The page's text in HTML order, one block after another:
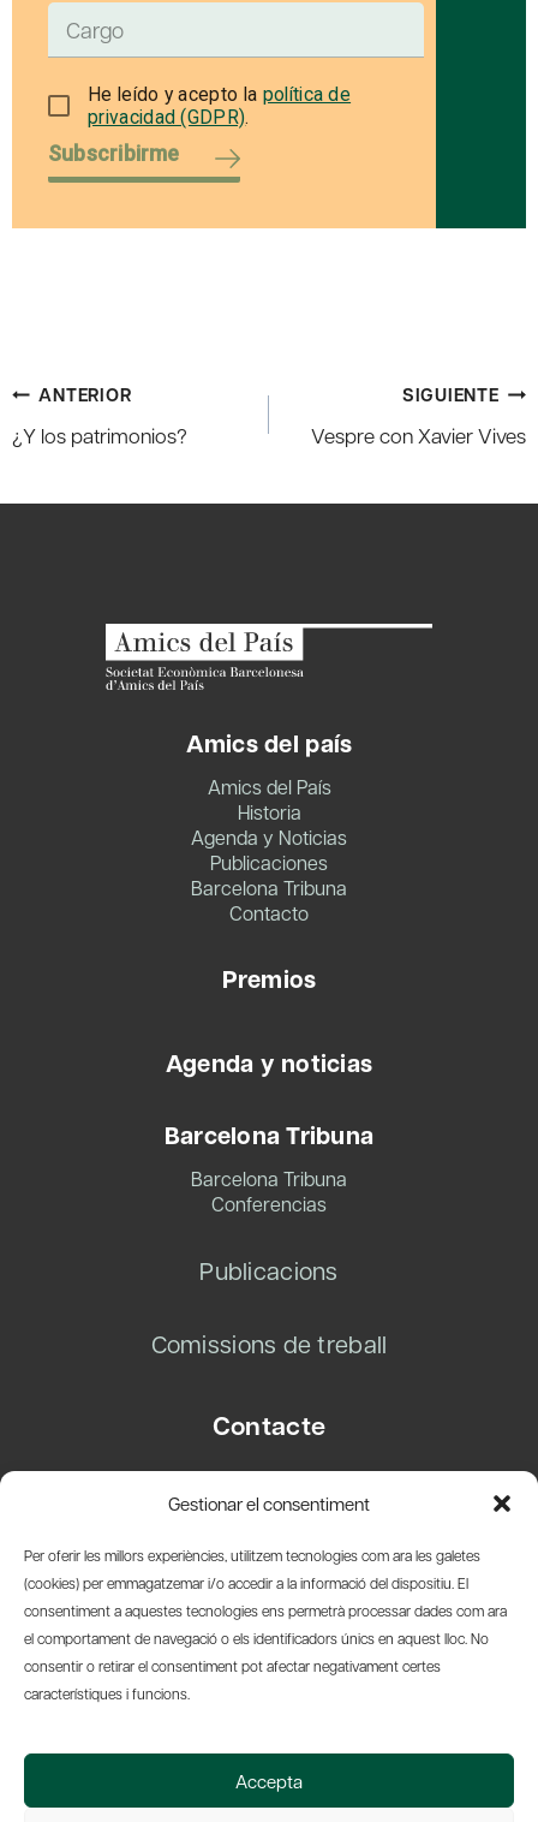
Gestionar el consentiment
Per oferir les millors experiències, utilitzem tecnologies com ara les galetes
(cookies) per emmagatzemar i/o accedir a la informació del dispositiu. El
consentiment a aquestes tecnologies ens permetrà processar dades com ara
el comportament de navegació o els identificadors únics en aquest lloc. No
consentir o retirar el consentiment pot afectar negativament certes
característiques i funcions.
Accepta
He leído y acepto la política de
privacidad (GDPR).
Subscribirme
Navegación
de
ANTERIOR
¿Y los patrimonios?
SIGUIENTE
Vespre con Xavier Vives
Amics del país
Amics del País
Historia
Agenda y Noticias
Publicaciones
Barcelona Tribuna
Contacto
Premios
Agenda y noticias
Barcelona Tribuna
Barcelona Tribuna
Conferencias
Publicacions
Comissions de treball
Contacte
08003 Barcelona
info@amicsdelpais.com
Suscripció Newsletter
© 2026 Societat Econòmica Barcelonesa d'Amics del País